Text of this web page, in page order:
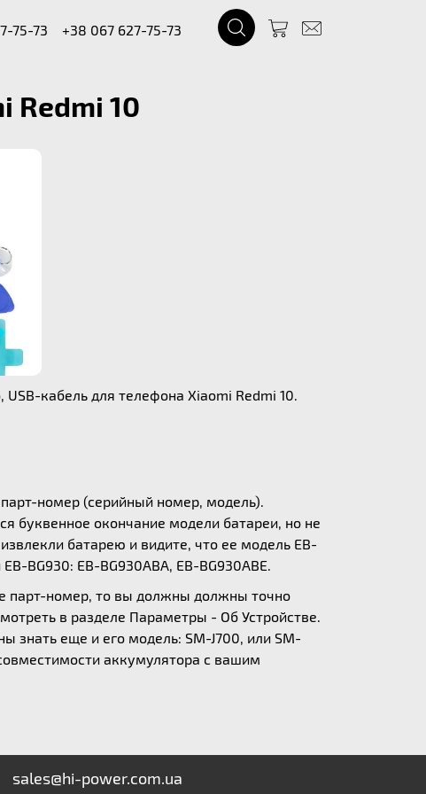
75-73
+38 067 627-75-73
Redmi 10
кабель для телефона Xiaomi Redmi 10.
номер (серийный номер, модель).
буквенное окончание модели батареи, но не
батарею и видите, что ее модель EB-
BG930: EB-BG930ABA, EB-BG930ABE.
парт-номер, то вы должны должны точно
в разделе Параметры - Об Устройстве.
знать еще и его модель: SM-J700, или SM-
аккумулятора с вашим
sales@hi-power.com.ua